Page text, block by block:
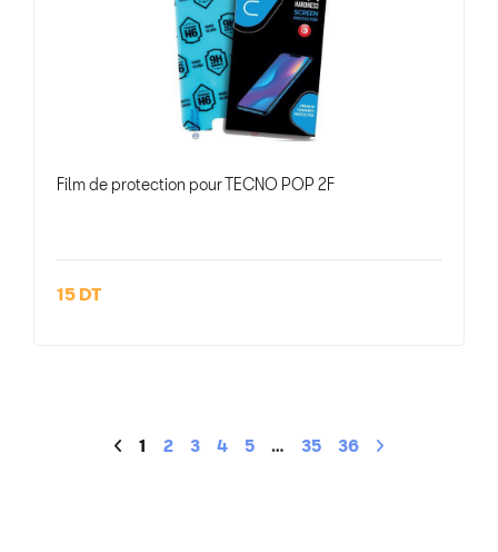
Film de protection pour TECNO POP 2F
15 DT
1 2 3 4 5 … 35 36